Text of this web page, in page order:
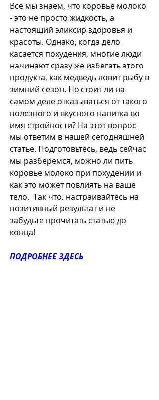
Все мы знаем, что коровье молоко
- это не просто жидкость, а
настоящий эликсир здоровья и
красоты. Однако, когда дело
касается похудения, многие люди
начинают сразу же избегать этого
продукта, как медведь ловит рыбу в
зимний сезон. Но стоит ли на
самом деле отказываться от такого
полезного и вкусного напитка во
имя стройности? На этот вопрос
мы ответим в нашей сегодняшней
статье. Подготовьтесь, ведь сейчас
мы разберемся, можно ли пить
коровье молоко при похудении и
как это может повлиять на ваше
тело.  Так что, настраивайтесь на
позитивный результат и не
забудьте прочитать статью до
конца!
ПОДРОБНЕЕ ЗДЕСЬ